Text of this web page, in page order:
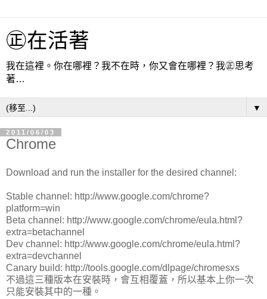
㊣在活著
我在這裡。你在哪裡？我不在時，你又會在哪裡？我㊣思考
著…
▼
2011/06/03
Chrome
Download and run the installer for the desired channel:
Stable channel: http://www.google.com/chrome?
platform=win
Beta channel: http://www.google.com/chrome/eula.html?
extra=betachannel
Dev channel: http://www.google.com/chrome/eula.html?
extra=devchannel
Canary build: http://tools.google.com/dlpage/chromesxs
不過這三種版本在安裝時，會互相覆蓋，所以基本上你一次
只能安裝其中的一種。